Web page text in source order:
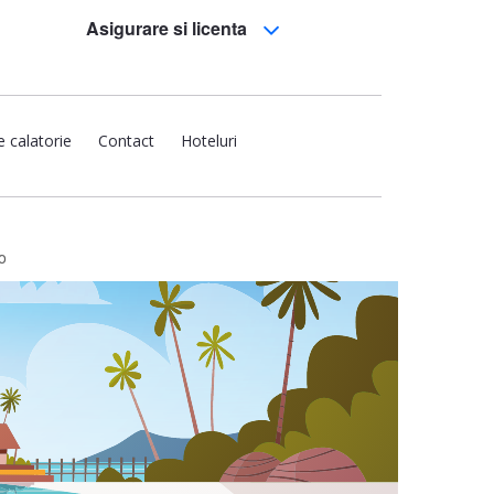
Asigurare si licenta
calatorie Contact Hoteluri